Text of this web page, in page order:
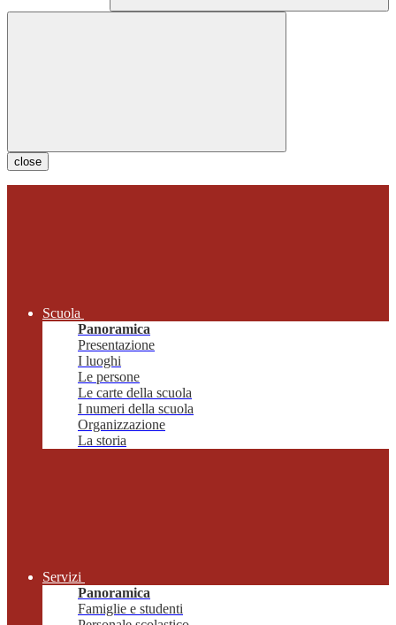
close
Scuola
Panoramica
Presentazione
I luoghi
Le persone
Le carte della scuola
I numeri della scuola
Organizzazione
La storia
Servizi
Panoramica
Famiglie e studenti